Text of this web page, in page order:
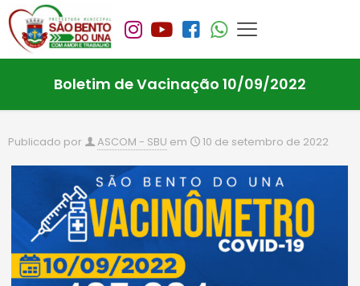
Boletim de Vacinação 10/09/2022
Publicado por ASCOM - SBU em 10 de setembro de 2022